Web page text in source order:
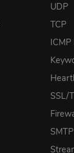
UDP
TCP
ICMP
SSL/
SMTP